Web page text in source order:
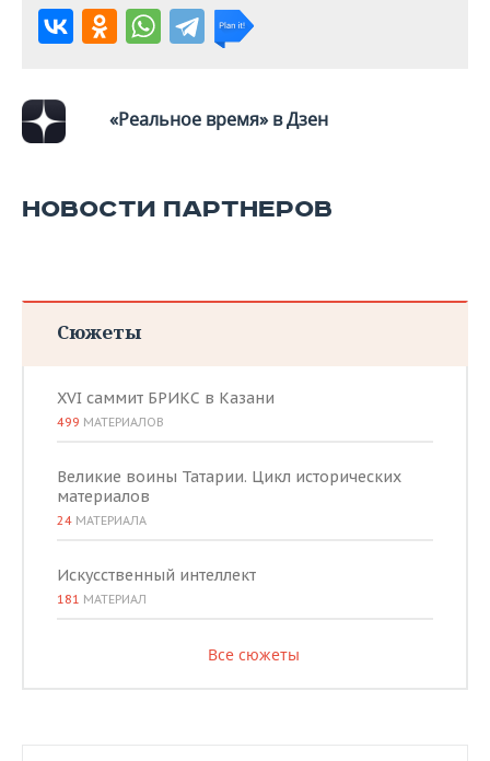
«Реальное время» в Дзен
НОВОСТИ ПАРТНЕРОВ
Сюжеты
XVI саммит БРИКС в Казани
499 МАТЕРИАЛОВ
Великие воины Татарии. Цикл исторических
материалов
24 МАТЕРИАЛА
Искусственный интеллект
181 МАТЕРИАЛ
Все сюжеты